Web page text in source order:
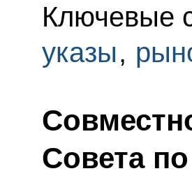
Ключевые
указы,
Совета